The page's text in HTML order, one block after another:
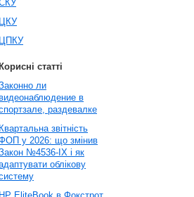
ЦКУ
ЦПКУ
Корисні статті
ли
в
раздевалке
Квартальна звітність
у 2026: що змінив
№4536-IX і як
облікову